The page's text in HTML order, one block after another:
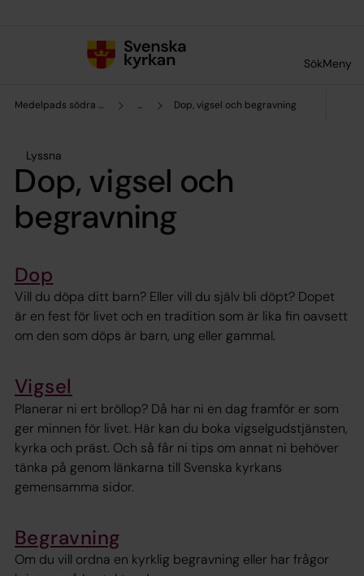
SökMeny
Medelpads södra pastorat ... Dop, vigsel och begravning
Lyssna
Dop, vigsel och
begravning
Dop
Vill du döpa ditt barn? Eller vill du själv bli döpt? Dopet
är en fest för livet och en tradition som är lika fin oavsett
om den som döps är barn, ung eller gammal.
Vigsel
Planerar ni ert bröllop? Då har ni en dag framför er som
ger minnen för livet. Här kan du boka vigselgudstjänsten,
kyrka och präst. Och så får ni tips om annat ni behöver
tänka på genom länkarna till Svenska kyrkans
gemensamma sidor.
Begravning
Om du vill ordna en kyrklig begravning eller har frågor